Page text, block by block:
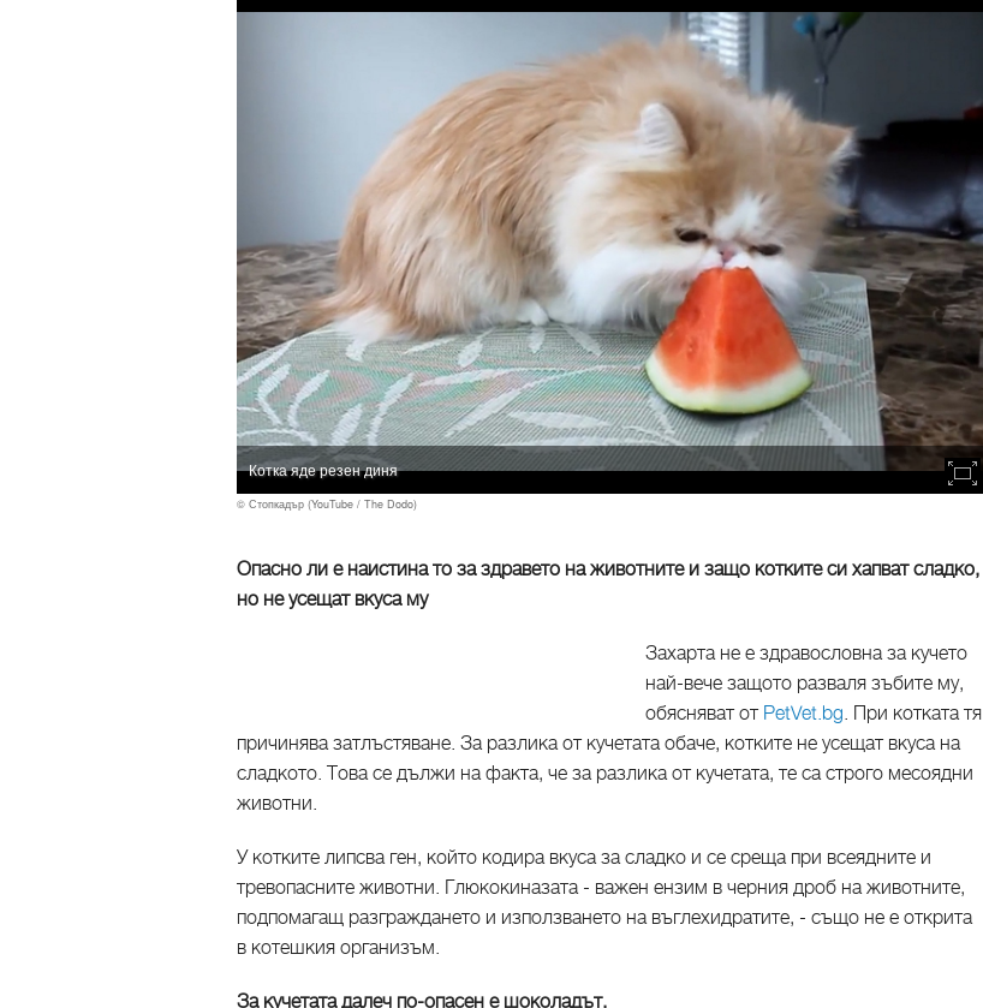
Котка яде резен диня
© Стопкадър (YouTube / The Dodo)
Опасно ли е наистина то за здравето на животните и защо котките си хапват сладко,
но не усещат вкуса му
Захарта не е здравословна за кучето
най-вече защото разваля зъбите му,
обясняват от PetVet.bg. При котката тя
причинява затлъстяване. За разлика от кучетата обаче, котките не усещат вкуса на
сладкото. Това се дължи на факта, че за разлика от кучетата, те са строго месоядни
животни.
У котките липсва ген, който кодира вкуса за сладко и се среща при всеядните и
тревопасните животни. Глюкокиназата - важен ензим в черния дроб на животните,
подпомагащ разграждането и използването на въглехидратите, - също не е открита
в котешкия организъм.
За кучетата далеч по-опасен е шоколадът,